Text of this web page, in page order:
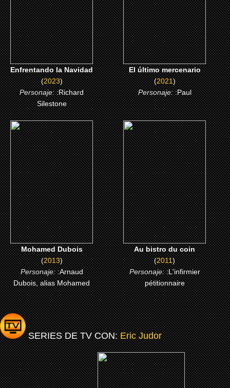
CLICK ME
Enfrentando la Navidad
(2023)
Personaje::Richard
Silestone
CLICK ME
El último mercenario
(2021)
Personaje::Paul
(2013)
Mohamed Dubois
CLICK ME
Mohamed Dubois
(2013)
Personaje::Arnaud
Dubois, alias Mohamed
(2011)
Au bistro du coin
CLICK ME
Au bistro du coin
(2011)
Personaje::L'infirmier
pétitionnaire
SERIES DE TV CON:Eric Judor